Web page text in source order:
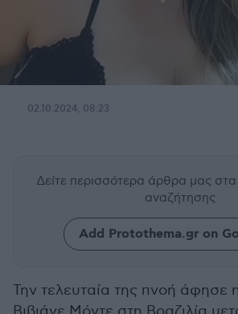
02.10.2024, 08:23
Δείτε περισσότερα άρθρα μας
αναζήτησης
Add Protothema.gr on
Την τελευταία της πνοή άφησε